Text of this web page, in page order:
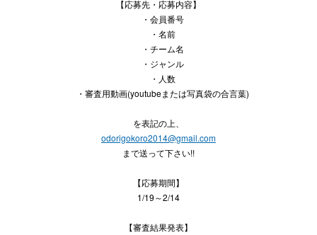
【応募先・応募内容】
・会員番号
・名前
・チーム名
・ジャンル
・人数
・審査用動画(youtubeまたは写真袋の合言葉)
を表記の上、
odorigokoro2014@gmail.com
まで送って下さい!!
【応募期間】
1/19～2/14
【審査結果発表】